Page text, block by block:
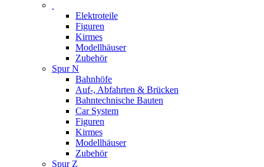
Elektroteile
Figuren
Kirmes
Modellhäuser
Zubehör
Spur N
Bahnhöfe
Auf-, Abfahrten & Brücken
Bahntechnische Bauten
Car System
Figuren
Kirmes
Modellhäuser
Zubehör
Spur Z